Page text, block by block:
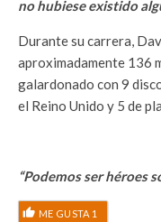
no hubiese existido
Durante su carrera,
aproximadamente 136
galardonado con 9
el Reino Unido y 5 de
“Podemos ser héroes
ME GUSTA 1